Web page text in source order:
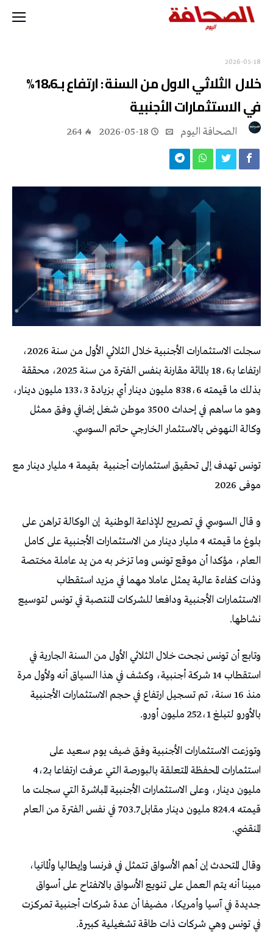
2026-05-18
خلال الثلاثي الاول من السنة : ارتفاع بـ18،6%
في الاستثمارات الأجنبية
2026-05-18
264
سجلت الاستثمارات الأجنبية خلال الثلاثي الأول من سنة 2026،
ارتفاعا بـ18،6 بالمائة مقارنة بنفس الفترة من سنة 2025، محققة
بذلك ما قيمته 838،6 مليون دينار أي بزيادة 133،3 مليون دينار،
وهو ما ساهم في إحداث 3500 موطن شغل إضافي وفق ممثل
وكالة النهوض بالاستثمار الخارجي حاتم السوسي.
تونس تهدف إلى تحقيق استثمارات أجنبية بقيمة 4 مليار دينار مع
موفى 2026
و قال السوسي في تصريح للإذاعة الوطنية إن الوكالة تراهن على
بلوغ ما قيمته 4 مليار دينار من الاستثمارات الأجنبية على كامل
العام، مؤكدا أن موقع تونس وما تزخر به من يد عاملة مختصة
وذات كفاءة عالية يمثل عاملا مهما في مزيد استقطاب
الاستثمارات الأجنبية ودافعا للشركات المنتصبة في تونس لتوسيع
نشاطها.
وتابع أن تونس نجحت خلال الثلاثي الأول من السنة الجارية في
استقطاب 14 شركة أجنبية، وكشف في هذا السياق أنه ولأول مرة
منذ 16 سنة، تم تسجيل ارتفاع في حجم الاستثمارات الأجنبية
بالأورو لتبلغ 252،1 مليون أورو.
وتوزعت الاستثمارات الأجنبية وفق ضيف يوم سعيد على
استثمارات المحفظة المتعلقة بالبورصة التي عرفت ارتفاعا بـ4،2
مليون دينار، وعلى الاستثمارات الأجنبية المباشرة التي سجلت ما
قيمته 824.4 مليون دينار مقابل 703.7 في نفس الفترة من العام
المنقضي.
وقال المتحدث إن أهم الأسواق تتمثل في فرنسا وإيطاليا وألمانيا،
مبينا أنه يتم العمل على تنويع الأسواق بالانفتاح على أسواق
جديدة في آسيا وأمريكا، مضيفا أن عدة شركات أجنبية تمركزت
في تونس وهي شركات ذات طاقة تشغيلية كبيرة.